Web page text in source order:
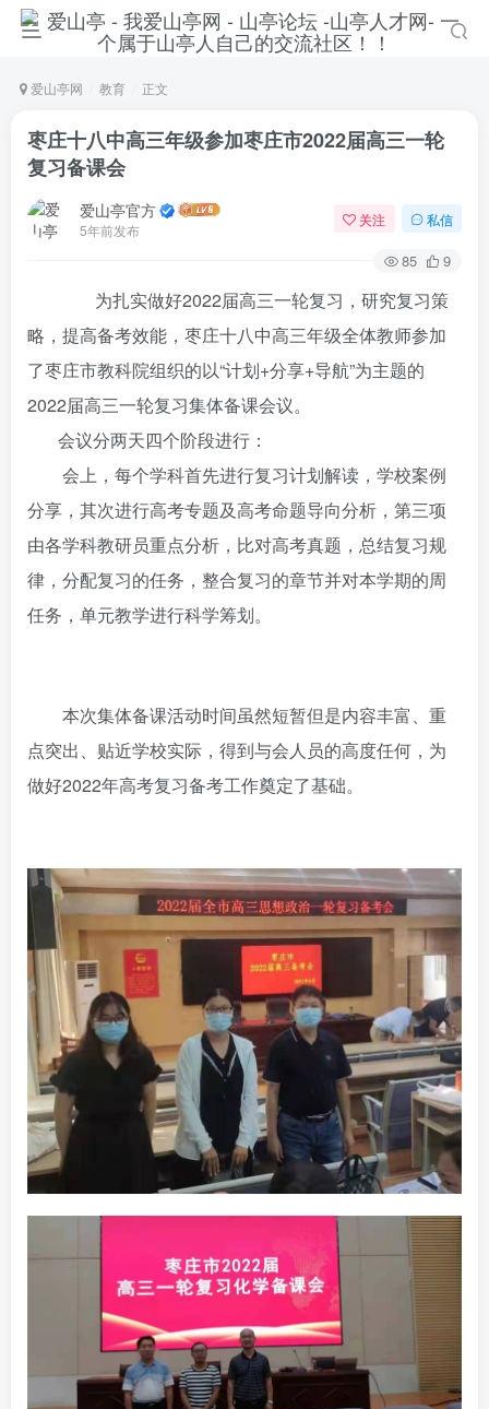
爱山亭网 教育 正文
枣庄十八中高三年级参加枣庄市2022届高三一轮
复习备课会
爱山亭官方
5年前发布
关注 私信
85 9
为扎实做好2022届高三一轮复习，研究复习策
略，提高备考效能，枣庄十八中高三年级全体教师参加
了枣庄市教科院组织的以“计划+分享+导航”为主题的
2022届高三一轮复习集体备课会议。
会议分两天四个阶段进行：
会上，每个学科首先进行复习计划解读，学校案例
分享，其次进行高考专题及高考命题导向分析，第三项
由各学科教研员重点分析，比对高考真题，总结复习规
律，分配复习的任务，整合复习的章节并对本学期的周
任务，单元教学进行科学筹划。
本次集体备课活动时间虽然短暂但是内容丰富、重
点突出、贴近学校实际，得到与会人员的高度任何，为
做好2022年高考复习备考工作奠定了基础。